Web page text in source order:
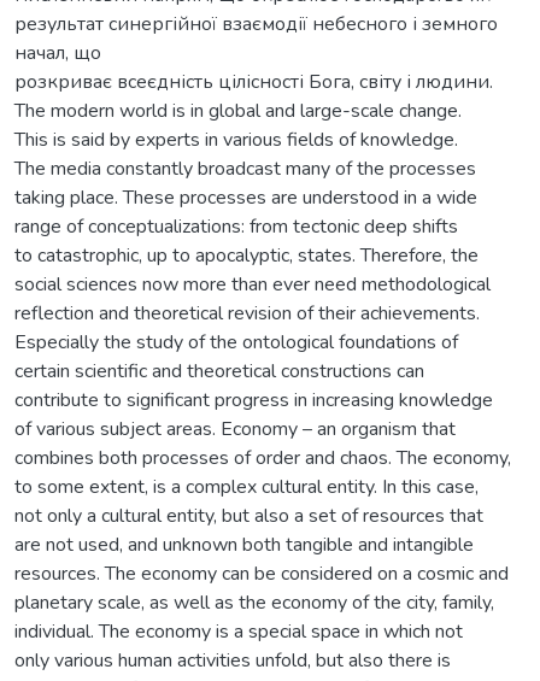
результат синергійної взаємодії небесного і земного
начал, що
розкриває всеєдність цілісності Бога, світу і людини.
The modern world is in global and large-scale change.
This is said by experts in various fields of knowledge.
The media constantly broadcast many of the processes
taking place. These processes are understood in a wide
range of conceptualizations: from tectonic deep shifts
to catastrophic, up to apocalyptic, states. Therefore, the
social sciences now more than ever need methodological
reflection and theoretical revision of their achievements.
Especially the study of the ontological foundations of
certain scientific and theoretical constructions can
contribute to significant progress in increasing knowledge
of various subject areas. Economy – an organism that
combines both processes of order and chaos. The economy,
to some extent, is a complex cultural entity. In this case,
not only a cultural entity, but also a set of resources that
are not used, and unknown both tangible and intangible
resources. The economy can be considered on a cosmic and
planetary scale, as well as the economy of the city, family,
individual. The economy is a special space in which not
only various human activities unfold, but also there is